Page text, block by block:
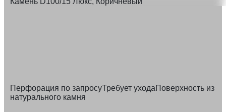
Перфорация по запросуТребует уходаПоверхность из
натурального камня